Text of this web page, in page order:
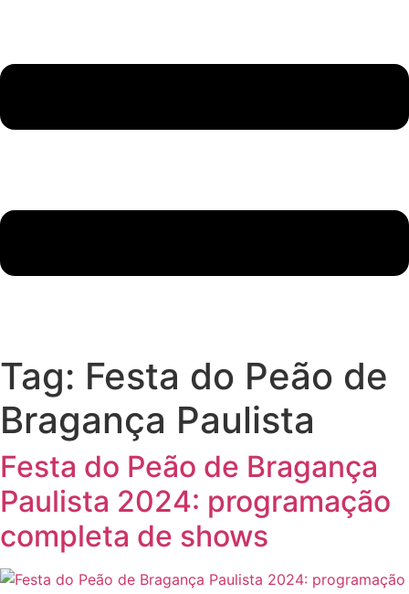
Tag: Festa do Peão de
Bragança Paulista
Festa do Peão de Bragança
Paulista 2024: programação
completa de shows